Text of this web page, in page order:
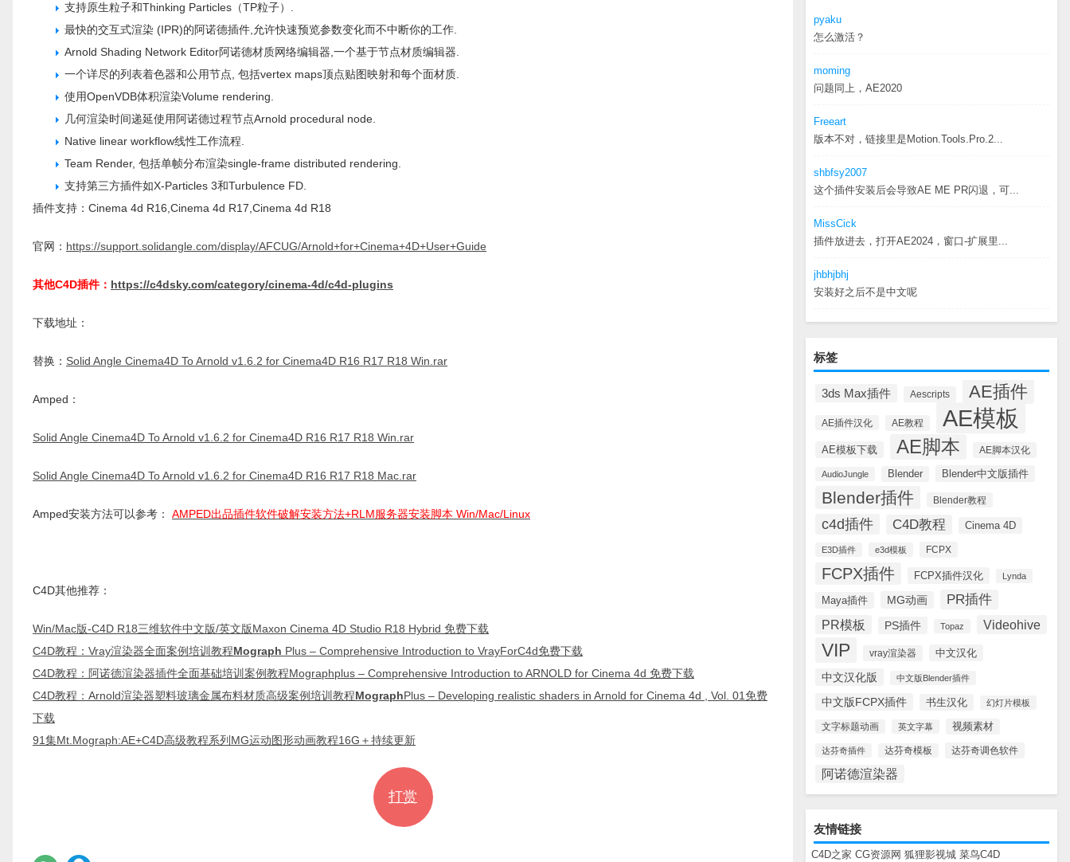
pyaku
怎么激活？
moming
问题同上，AE2020
Freeart
版本不对，链接里是Motion.Tools.Pro.2...
shbfsy2007
这个插件安装后会导致AE ME PR闪退，可...
MissCick
插件放进去，打开AE2024，窗口-扩展里...
jhbhjbhj
安装好之后不是中文呢
标签
3ds Max插件 Aescripts AE插件
AE插件汉化 AE教程 AE模板
AE模板下载 AE脚本 AE脚本汉化
AudioJungle Blender Blender中文版插件
Blender插件 Blender教程
c4d插件 C4D教程 Cinema 4D
E3D插件 e3d模板 FCPX
FCPX插件 FCPX插件汉化 Lynda
Maya插件 MG动画 PR插件
PR模板 PS插件 Topaz Videohive
VIP vray渲染器 中文汉化
中文汉化版 中文版Blender插件
中文版FCPX插件 书生汉化 幻灯片模板
文字标题动画 英文字幕 视频素材
达芬奇插件 达芬奇模板 达芬奇调色软件
阿诺德渲染器
友情链接
C4D之家 CG资源网 狐狸影视城 菜鸟C4D
支持原生粒子和Thinking Particles（TP粒子）.
最快的交互式渲染 (IPR)的阿诺德插件,允许快速预览参数变化而不中断你的工作.
Arnold Shading Network Editor阿诺德材质网络编辑器,一个基于节点材质编辑器.
一个详尽的列表着色器和公用节点, 包括vertex maps顶点贴图映射和每个面材质.
使用OpenVDB体积渲染Volume rendering.
几何渲染时间递延使用阿诺德过程节点Arnold procedural node.
Native linear workflow线性工作流程.
Team Render, 包括单帧分布渲染single-frame distributed rendering.
支持第三方插件如X-Particles 3和Turbulence FD.
插件支持：Cinema 4d R16,Cinema 4d R17,Cinema 4d R18
官网： https://support.solidangle.com/display/AFCUG/Arnold+for+Cinema+4D+User+Guide
其他C4D插件： https://c4dsky.com/category/cinema-4d/c4d-plugins
下载地址：
替换： Solid Angle Cinema4D To Arnold v1.6.2 for Cinema4D R16 R17 R18 Win.rar
Amped：
Solid Angle Cinema4D To Arnold v1.6.2 for Cinema4D R16 R17 R18 Win.rar
Solid Angle Cinema4D To Arnold v1.6.2 for Cinema4D R16 R17 R18 Mac.rar
Amped安装方法可以参考： AMPED出品插件软件破解安装方法+RLM服务器安装脚本 Win/Mac/Linux
C4D其他推荐：
Win/Mac版-C4D R18三维软件中文版/英文版Maxon Cinema 4D Studio R18 Hybrid 免费下载
C4D教程：Vray渲染器全面案例培训教程Mograph Plus – Comprehensive Introduction to VrayForC4d免费下载
C4D教程：阿诺德渲染器插件全面基础培训案例教程Mographplus – Comprehensive Introduction to ARNOLD for Cinema 4d 免费下载
C4D教程：Arnold渲染器塑料玻璃金属布料材质高级案例培训教程MographPlus – Developing realistic shaders in Arnold for Cinema 4d , Vol. 01免费
下载
91集Mt.Mograph:AE+C4D高级教程系列MG运动图形动画教程16G＋持续更新
打赏